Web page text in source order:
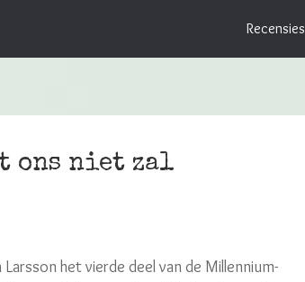
Recensies
ons niet zal
het vierde deel van de Millennium-